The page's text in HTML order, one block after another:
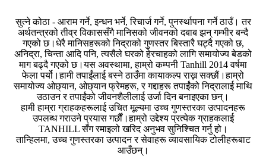
सुत्ने कोठा - आराम गर्ने, इन्धन भर्ने, रिचार्ज गर्ने, पुनर्स्थापना गर्ने ठाउँ। तर
अर्थतन्त्रको तीव्र विकाससँगै मानिसको जीवनको दबाब झन् गम्भीर बन्दै
गएको छ।धेरै मानिसहरूको निद्राको गुणस्तर बिस्तारै घट्दै गएको छ,
अनिद्रा, चिन्ता आदि पनि, त्यसैले घरको हेरचाहको लागि समायोज्य बेडको
माग बढ्दै गएको छ।यस अवस्थामा, हाम्रो कम्पनी Tanhill 2014 वर्षमा
फेला पर्यो।हामी तपाईंलाई बस्ने ठाउँमा कायाकल्प राख्न सक्छौं।हाम्रो
समायोज्य ओछ्यान, ओछ्यान फ्रेमहरू, र गद्दाहरू तपाईंको निद्रालाई माथि
उठाउन र तपाईंको जीवनशैलीलाई उर्जा दिन बनाइएका छन्।
हामी हाम्रा ग्राहकहरूलाई उचित मूल्यमा उच्च गुणस्तरका उत्पादनहरू
उपलब्ध गराउने प्रयास गर्छौं।हाम्रो उद्देश्य प्रत्येक ग्राहकलाई
TANHILL सँग रमाइलो खरिद अनुभव सुनिश्चित गर्नु हो।
तान्हिलमा, उच्च गुणस्तरका उत्पादन र सेवाहरू व्यावसायिक टोलीहरूबाट
आउँछन्।